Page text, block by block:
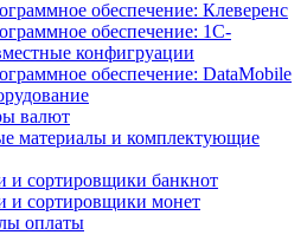
обеспечение: Клеверенс
обеспечение: 1С-
конфигруации
обеспечение: DataMobile
валют
материалы и комплектующие
и сортировщики банкнот
и сортировщики монет
оплаты